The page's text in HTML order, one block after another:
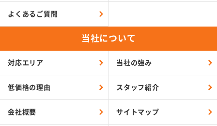
よくあるご質問
当社について
対応エリア 当社の強み
低価格の理由 スタッフ紹介
会社概要 サイトマップ